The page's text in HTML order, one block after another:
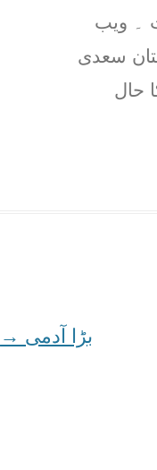
۔ ویب
سعدی
حال
بڑا آدمی →